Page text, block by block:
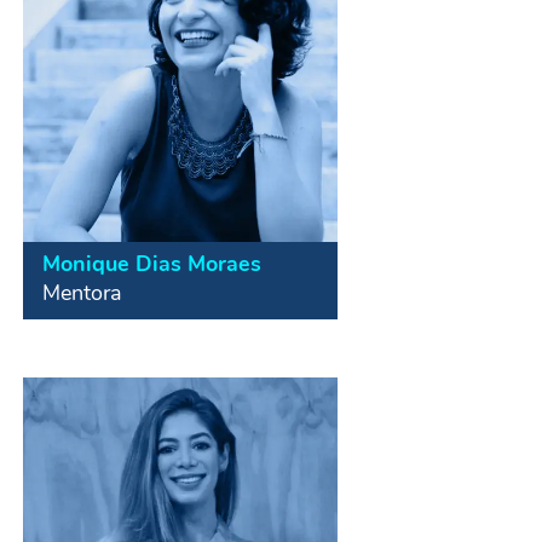
desde agosto de 2017 e fundadora
da Nouhau, startup de mapeamento
e desenvolvimento socioemocional
Administradora com formação em
Impacto Social. Certificação em
Fundou o Su Causa Mi Causa em
2017, para incentivar o crescimento
do ecossistema de impacto social. É
parte do time de gestão da Nouhau,
startup de mapeamento e
desenvolvimento socioemocional.
Monique Dias Moraes
Mentora